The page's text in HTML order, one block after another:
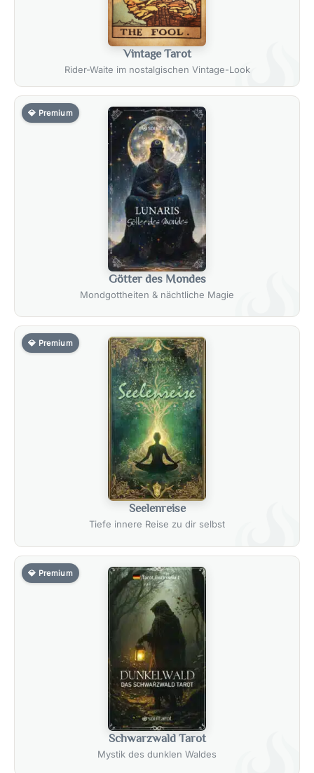
Vintage Tarot
Rider-Waite im nostalgischen Vintage-Look
💎 Premium
Götter des Mondes
Mondgottheiten & nächtliche Magie
💎 Premium
Seelenreise
Tiefe innere Reise zu dir selbst
💎 Premium
Schwarzwald Tarot
Mystik des dunklen Waldes